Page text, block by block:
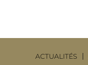
ACTUALITÉS